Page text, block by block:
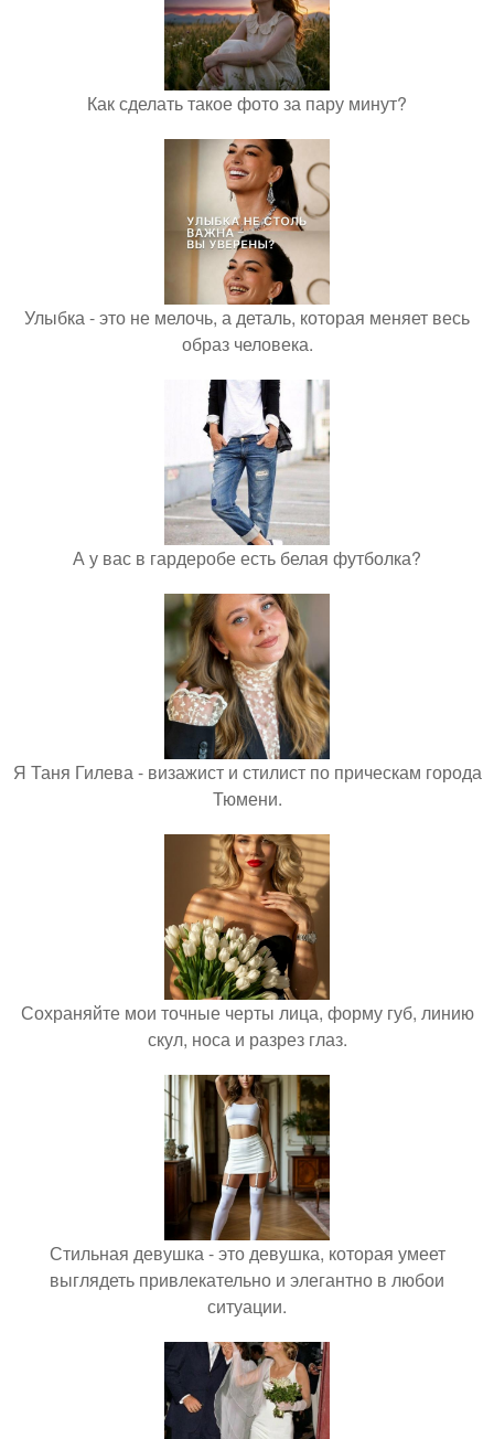
Как сделать такое фото за пару минут?
Улыбка - это не мелочь, а деталь, которая меняет весь
образ человека.
А у вас в гардеробе есть белая футболка?
Я Таня Гилева - визажист и стилист по прическам города
Тюмени.
Сохраняйте мои точные черты лица, форму губ, линию
скул, носа и разрез глаз.
Стильная девушка - это девушка, которая умеет
выглядеть привлекательно и элегантно в любои
ситуации.